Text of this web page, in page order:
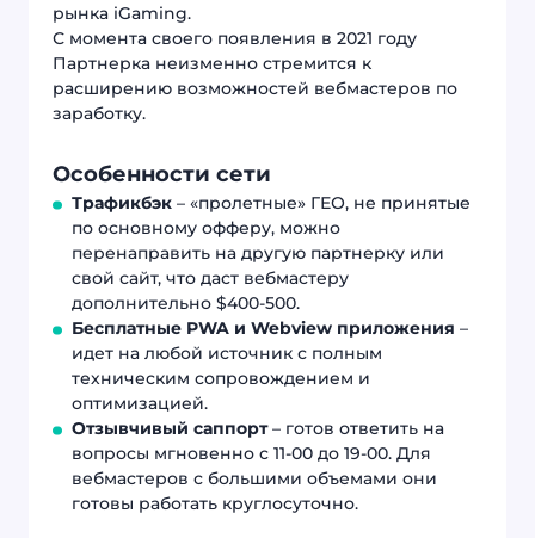
рынка iGaming.
С момента своего появления в 2021 году
Партнерка неизменно стремится к
расширению возможностей вебмастеров по
заработку.
Особенности сети
Трафикбэк – «пролетные» ГЕО, не принятые
по основному офферу, можно
перенаправить на другую партнерку или
свой сайт, что даст вебмастеру
дополнительно $400-500.
Бесплатные PWA и Webview приложения –
идет на любой источник с полным
техническим сопровождением и
оптимизацией.
Отзывчивый саппорт– готов ответить на
вопросы мгновенно с 11-00 до 19-00. Для
вебмастеров с большими объемами они
готовы работать круглосуточно.